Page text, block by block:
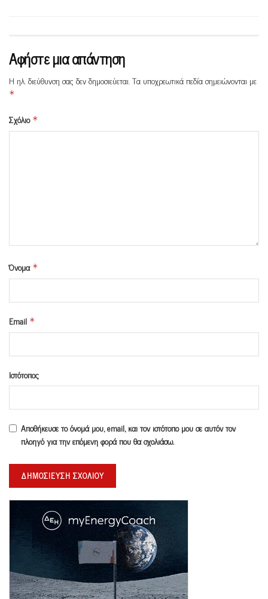
Αφήστε μια απάντηση
Η ηλ. διεύθυνση σας δεν δημοσιεύεται.Τα υποχρεωτικά πεδία σημειώνονται με
*
Σχόλιο *
Όνομα *
Email *
Ιστότοπος
Αποθήκευσε το όνομά μου, email, και τον ιστότοπο μου σε αυτόν τον
πλοηγό για την επόμενη φορά που θα σχολιάσω.